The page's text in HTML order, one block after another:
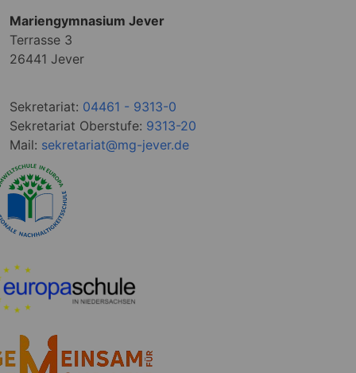
Mariengymnasium Jever
Terrasse 3
26441 Jever
Sekretariat: 04461 - 9313-0
Sekretariat Oberstufe: 9313-20
Mail: sekretariat@mg-jever.de